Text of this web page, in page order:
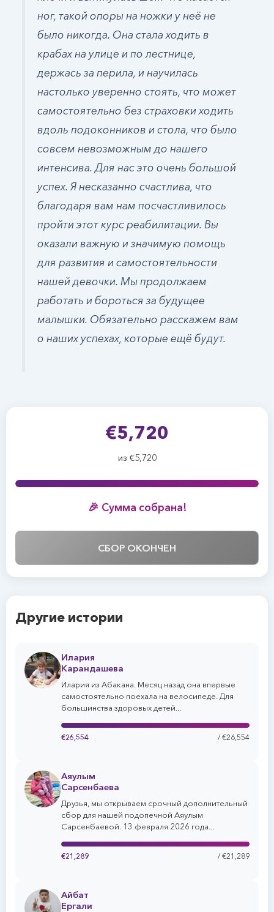
ног, такой опоры на ножки у неё не
было никогда. Она стала ходить в
крабах на улице и по лестнице,
держась за перила, и научилась
настолько уверенно стоять, что может
самостоятельно без страховки ходить
вдоль подоконников и стола, что было
совсем невозможным до нашего
интенсива. Для нас это очень большой
успех. Я несказанно счастлива, что
благодаря вам нам посчастливилось
пройти этот курс реабилитации. Вы
оказали важную и значимую помощь
для развития и самостоятельности
нашей девочки. Мы продолжаем
работать и бороться за будущее
малышки. Обязательно расскажем вам
о наших успехах, которые ещё будут.
€5,720
из €5,720
🎉 Сумма собрана!
СБОР ОКОНЧЕН
Другие истории
Илария
Карандашева
Илария из Абакана. Месяц назад она впервые
самостоятельно поехала на велосипеде. Для
большинства здоровых детей...
€26,554 / €26,554
Аяулым
Сарсенбаева
Друзья, мы открываем срочный дополнительный
сбор для нашей подопечной Аяулым
Сарсенбаевой. 13 февраля 2026 года...
€21,289 / €21,289
Айбат
Ергали